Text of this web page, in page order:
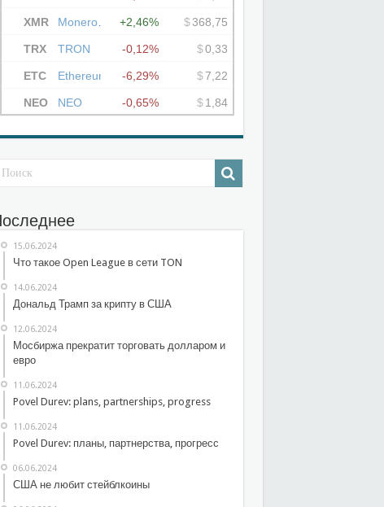
15.06.2024
Что такое Open League в сети TON
14.06.2024
Дональд Трамп за крипту в США
12.06.2024
Мосбиржа прекратит торговать долларом и
евро
11.06.2024
Povel Durev: plans, partnerships, progress
11.06.2024
Povel Durev: планы, партнерства, прогресс
06.06.2024
США не любит стейблкоины